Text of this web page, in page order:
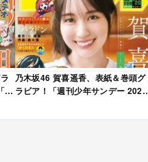
週
乃木坂46 賀喜遥香、表紙＆巻頭グ
ラビア！「週刊少年サンデー 2026
売！